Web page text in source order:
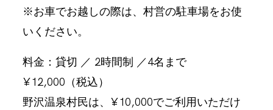
※お車でお越しの際は、村営の駐車場をお使
いください。
料金：貸切 ／ 2時間制 ／4名まで
¥12,000（税込）
野沢温泉村民は、¥10,000でご利用いただけ